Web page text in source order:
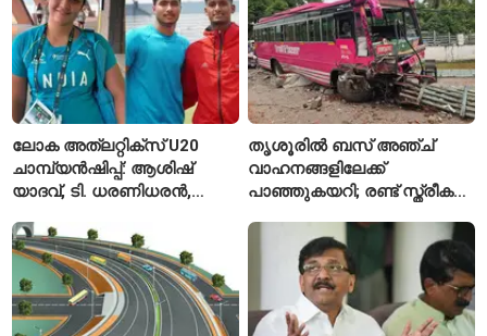
ലോക അത്‌ലറ്റിക്സ് U20
ചാമ്പ്യൻഷിപ്പ്: ആശിഷ്
യാദവ്, ടി. ധരണിധരൻ,
ഫൈനലിൽ
തൃശൂരിൽ ബസ് അഞ്ച്
വാഹനങ്ങളിലേക്ക്
പാഞ്ഞുകയറി; രണ്ട് സ്ത്രീകൾ